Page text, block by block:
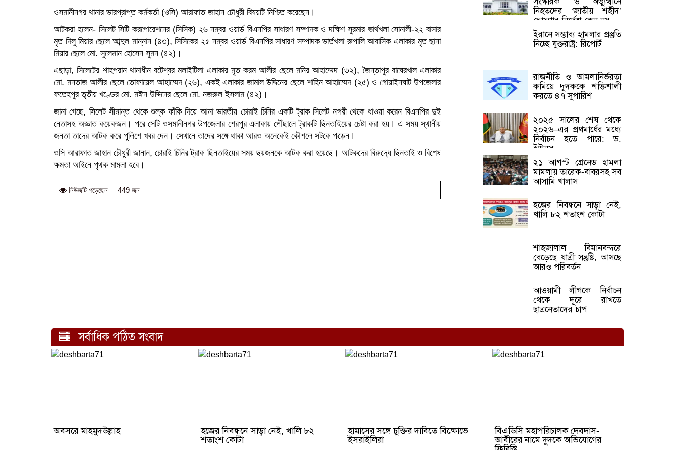
ওসমানীনগর থানার ভারপ্রাপ্ত কর্মকর্তা (ওসি) আরাফাত জাহান চৌধুরী বিষয়টি নিশ্চিত করেছেন।
আটকরা হলেন- সিলেট সিটি করপোরেশনের (সিসিক) ২৬ নম্বর ওয়ার্ড বিএনপির সাধারণ সম্পাদক ও দক্ষিণ সুরমার ভার্থখলা সোনালী-২২ বাসার
মৃত দিলু মিয়ার ছেলে আব্দুল মান্নান (৪৩), সিসিকের ২৫ নম্বর ওয়ার্ড বিএনপির সাধারণ সম্পাদক ভার্তখলা রুপালি আবাসিক এলাকার মৃত ছানা
মিয়ার ছেলে মো. সুলেমান হোসেন সুমন (৪২)।
এছাড়া, সিলেটের শাহপরান থানাধীন বটেশ্বর মলাইটিলা এলাকার মৃত করম আলীর ছেলে মনির আহাম্মেদ (৩২), জৈন্তাপুর বাঘেরখাল এলাকার
মো. মনতাজ আলীর ছেলে তোফায়েল আহাম্মেদ (২৬), একই এলাকার জামাল উদ্দিনের ছেলে শাহিন আহাম্মেদ (২৫) ও গোয়াইনঘাট উপজেলার
ফতেহপুর তৃতীয় খণ্ডের মো. মঈন উদ্দিনের ছেলে মো. নজরুল ইসলাম (৪২)।
জানা গেছে, সিলেট সীমান্ত থেকে শুল্ক ফাঁকি দিয়ে আনা ভারতীয় চোরাই চিনির একটি ট্রাক সিলেট নগরী থেকে ধাওয়া করেন বিএনপির দুই
নেতাসহ অজ্ঞাত কয়েকজন। পরে সেটি ওসমানীনগর উপজেলার শেরপুর এলাকায় পৌঁছালে ট্রাকটি ছিনতাইয়ের চেষ্টা করা হয়। এ সময় স্থানীয়
জনতা তাদের আটক করে পুলিশে খবর দেন। সেখানে তাদের সঙ্গে থাকা আরও অনেকেই কৌশলে সটকে পড়েন।
ওসি আরাফাত জাহান চৌধুরী জানান, চোরাই চিনির ট্রাক ছিনতাইয়ের সময় ছয়জনকে আটক করা হয়েছে। আটকদের বিরুদ্ধে ছিনতাই ও বিশেষ
ক্ষমতা আইনে পৃথক মামলা হবে।
নিউজটি পড়েছেন 449 জন
নিহতদের ‘জাতীয় শহীদ’
ঘোষণার নির্দেশ কেন নয়
ইরানে সম্ভাব্য হামলার প্রস্তুতি
নিচ্ছে যুক্তরাষ্ট্র: রিপোর্ট
রাজনীতি ও আমলানির্ভরতা
কমিয়ে দুদককে শক্তিশালী
করতে ৪৭ সুপারিশ
২০২৫ সালের শেষ থেকে
২০২৬–এর প্রথমার্ধের মধ্যে
নির্বাচন হতে পারে: ড.
ইউনূস
২১ আগস্ট গ্রেনেড হামলা
মামলায় তারেক-বাবরসহ সব
আসামি খালাস
হজের নিবন্ধনে সাড়া নেই,
খালি ৮২ শতাংশ কোটা
শাহজালাল বিমানবন্দরে
বেড়েছে যাত্রী সন্তুষ্টি, আসছে
আরও পরিবর্তন
আওয়ামী লীগকে নির্বাচন
থেকে দূরে রাখতে
ছাত্রনেতাদের চাপ
সর্বাধিক পঠিত সংবাদ
অবসরে মাহমুদউল্লাহ
হজের নিবন্ধনে সাড়া নেই, খালি ৮২
শতাংশ কোটা
হামাসের সঙ্গে চুক্তির দাবিতে বিক্ষোভে
ইসরাইলিরা
বিএডিসি মহাপরিচালক দেবদাস-
আবীরের নামে দুদকে অভিযোগের